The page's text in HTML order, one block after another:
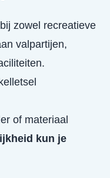
zowel recreatieve
valpartijen,
of materiaal
kun je